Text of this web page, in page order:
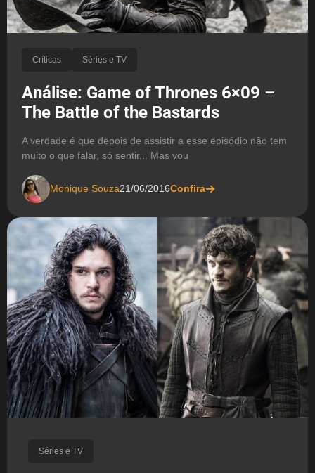
Críticas Séries e TV
Análise: Game of Thrones 6×09 –
The Battle of the Bastards
A verdade é que depois de assistir a esse episódio não tem
muito o que falar, só sentir... Mas vou
Monique Souza21/06/2016Confira
Séries e TV